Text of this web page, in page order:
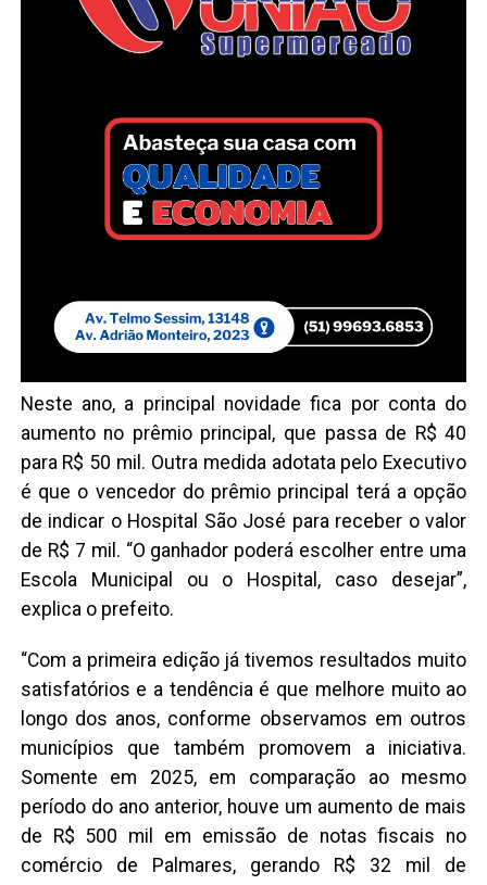
Neste ano, a principal novidade fica por conta do
aumento no prêmio principal, que passa de R$ 40
para R$ 50 mil. Outra medida adotata pelo Executivo
é que o vencedor do prêmio principal terá a opção
de indicar o Hospital São José para receber o valor
de R$ 7 mil. “O ganhador poderá escolher entre uma
Escola Municipal ou o Hospital, caso desejar”,
explica o prefeito.
“Com a primeira edição já tivemos resultados muito
satisfatórios e a tendência é que melhore muito ao
longo dos anos, conforme observamos em outros
municípios que também promovem a iniciativa.
Somente em 2025, em comparação ao mesmo
período do ano anterior, houve um aumento de mais
de R$ 500 mil em emissão de notas fiscais no
comércio de Palmares, gerando R$ 32 mil de